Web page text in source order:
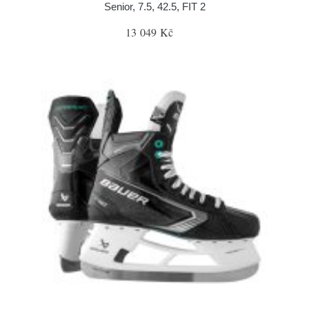
Senior, 7.5, 42.5, FIT 2
13 049 Kč